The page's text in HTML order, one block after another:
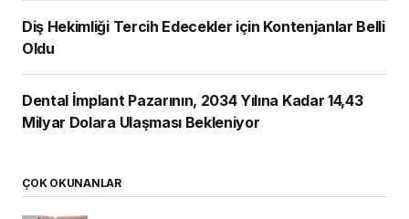
Diş Hekimliği Tercih Edecekler için Kontenjanlar Belli
Oldu
Dental İmplant Pazarının, 2034 Yılına Kadar 14,43
Milyar Dolara Ulaşması Bekleniyor
ÇOK OKUNANLAR